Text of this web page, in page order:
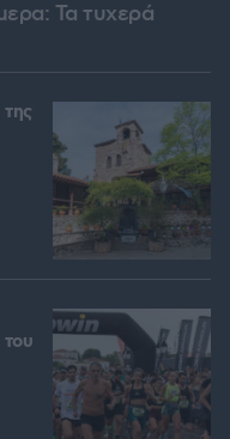
Τα τυχερά